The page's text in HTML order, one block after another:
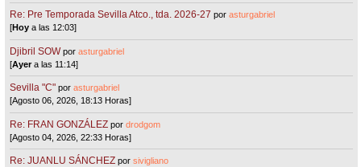
Re: Pre Temporada Sevilla Atco., tda. 2026-27 porasturgabriel
[Hoy a las 12:03]
Djibril SOW porasturgabriel
[Ayera las 11:14]
Sevilla "C"porasturgabriel
[Agosto 06, 2026, 18:13 Horas]
Re: FRAN GONZÁLEZ pordrodgom
[Agosto 04, 2026, 22:33 Horas]
Re: JUANLU SÁNCHEZ porsivigliano